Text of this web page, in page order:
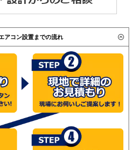
アコン設置までの流れ